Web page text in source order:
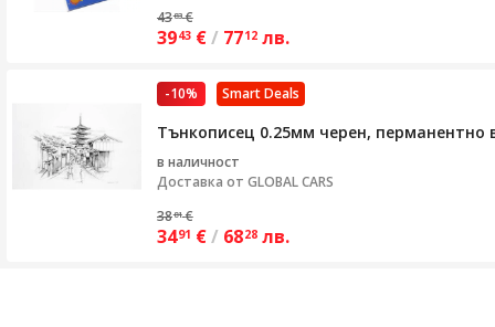
4383 €
3943 €/ 7712 лв.
Smart Deals
-10%
Тънкописец 0.25мм черен, перманентно
в наличност
Доставка от GLOBAL CARS
3881 €
3491 €/ 6828 лв.